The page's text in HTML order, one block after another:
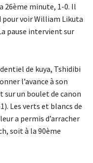
26ème minute, 1-0. Il
voir William Likuta
pause intervient sur
de kuya, Tshidibi
l’avance à son
sur un boulet de canon
Les verts et blancs de
a permis d’arracher
soit à la 90ème